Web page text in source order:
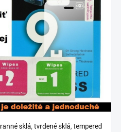
sklá, tvrdené sklá, tempered